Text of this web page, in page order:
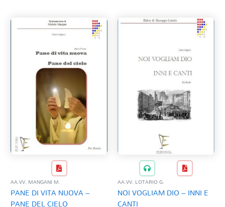
AA.VV. MANGANI M.
PANE DI VITA NUOVA –
PANE DEL CIELO
AA.VV. LOTARIO G.
NOI VOGLIAM DIO – INNI E
CANTI